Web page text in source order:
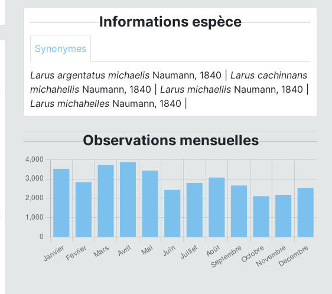
Informations espèce
Synonymes
Larus argentatus michaelis Naumann, 1840 |Larus cachinnans
michahellis Naumann, 1840 |Larus michaellis Naumann, 1840 |
Larus michahelles Naumann, 1840 |
Observations mensuelles